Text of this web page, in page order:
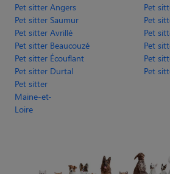
Pet sitter Angers
Pet
Pet sitter Saumur
Pet
Pet sitter Avrillé
Pet
Pet sitter Beaucouzé
Pet
Pet sitter Écouflant
Pet
Pet sitter Durtal
Pet
Pet sitter
Maine-et-
Loire